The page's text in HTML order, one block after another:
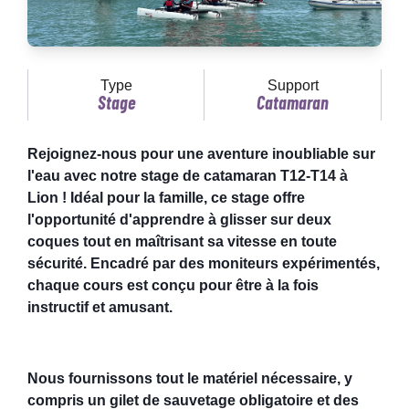
Type
Stage
Support
Catamaran
Rejoignez-nous pour une aventure inoubliable sur
l'eau avec notre stage de catamaran T12-T14 à
Lion ! Idéal pour la famille, ce stage offre
l'opportunité d'apprendre à glisser sur deux
coques tout en maîtrisant sa vitesse en toute
sécurité. Encadré par des moniteurs expérimentés,
chaque cours est conçu pour être à la fois
instructif et amusant.
Nous fournissons tout le matériel nécessaire, y
compris un gilet de sauvetage obligatoire et des